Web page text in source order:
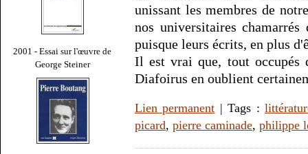
2001 - Essai sur l'œuvre de
George Steiner
unissant les membres de
nos universitaires
puisque leurs écrits, en plus
Il est vrai que, tout occupés
Diafoirus en oublient
Lien permanent | Tags :
picard, pierre caminade, philippe